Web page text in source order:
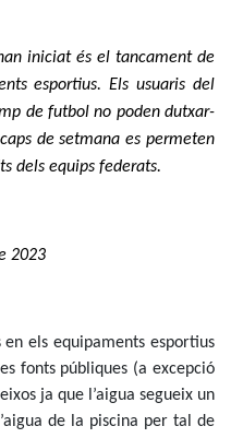
iniciat és el tancament de
esportius. Els usuaris del
de futbol no poden dutxar-
de setmana es permeten
dels equips federats.
2023
els equipaments esportius
fonts públiques (a excepció
ja que l’aigua segueix un
de la piscina per tal de